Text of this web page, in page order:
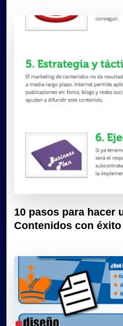
10 pasos para hacer
Contenidos con